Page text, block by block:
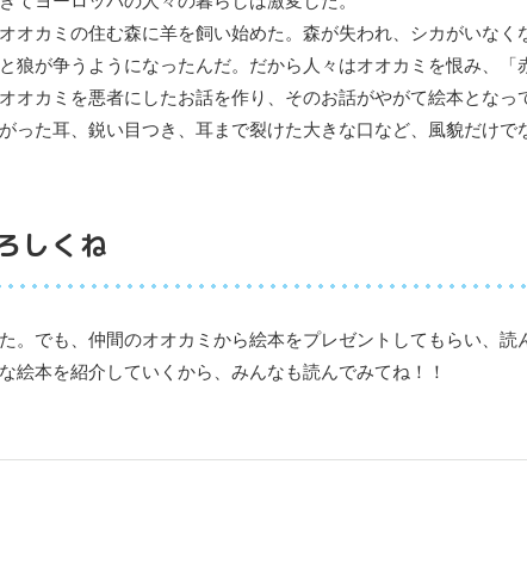
オカミの住む森に羊を飼い始めた。森が失われ、シカがいな
狼が争うようになったんだ。だから人々はオオカミを恨み、
オカミを悪者にしたお話を作り、そのお話がやがて絵本とな
った耳、鋭い目つき、耳まで裂けた大きな口など、風貌だけ
しくね
。でも、仲間のオオカミから絵本をプレゼントしてもらい、読
絵本を紹介していくから、みんなも読んでみてね！！